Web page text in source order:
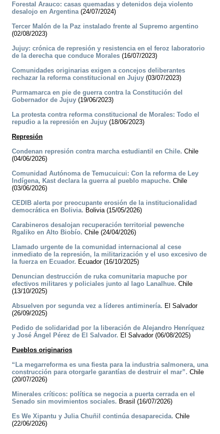
Forestal Arauco: casas quemadas y detenidos deja violento
desalojo en Argentina(24/07/2024)
Tercer Malón de la Paz instalado frente al Supremo argentino
(02/08/2023)
Jujuy: crónica de represión y resistencia en el feroz laboratorio
de la derecha que conduce Morales (16/07/2023)
Comunidades originarias exigen a concejos deliberantes
rechazar la reforma constitucional en Jujuy (03/07/2023)
Purmamarca en pie de guerra contra la Constitución del
Gobernador de Jujuy (19/06/2023)
La protesta contra reforma constitucional de Morales: Todo el
repudio a la represión en Jujuy (18/06/2023)
Represión
Condenan represión contra marcha estudiantil en Chile. Chile
(04/06/2026)
Comunidad Autónoma de Temucuicui: Con la reforma de Ley
Indígena, Kast declara la guerra al pueblo mapuche. Chile
(03/06/2026)
CEDIB alerta por preocupante erosión de la institucionalidad
democrática en Bolivia. Bolivia (15/05/2026)
Carabineros desalojan recuperación territorial pewenche
Rgaliko en Alto Biobío. Chile (24/04/2026)
Llamado urgente de la comunidad internacional al cese
inmediato de la represión, la militarización y el uso excesivo de
la fuerza en Ecuador. Ecuador (16/10/2025)
Denuncian destrucción de ruka comunitaria mapuche por
efectivos militares y policiales junto al lago Lanalhue. Chile
(13/10/2025)
Absuelven por segunda vez a líderes antiminería. El Salvador
(26/09/2025)
Pedido de solidaridad por la liberación de Alejandro Henríquez
y José Ángel Pérez de El Salvador. El Salvador (06/08/2025)
Pueblos originarios
“La megarreforma es una fiesta para la industria salmonera, una
construcción para otorgarle garantías de destruir el mar”. Chile
(20/07/2026)
Minerales críticos: política se negocia a puerta cerrada en el
Senado sin movimientos sociales. Brasil (16/07/2026)
Es We Xipantu y Julia Chuñil continúa desaparecida. Chile
(22/06/2026)